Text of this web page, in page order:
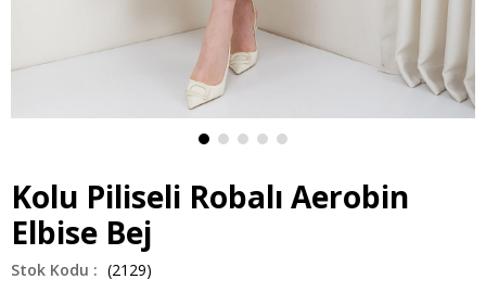
Kolu Piliseli Robalı Aerobin
Elbise Bej
(2129)